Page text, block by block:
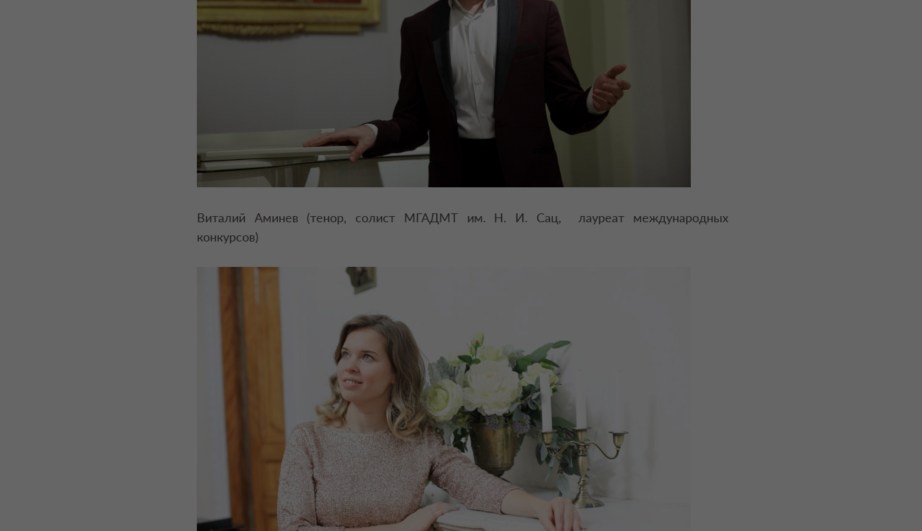
Виталий Аминев (тенор, солист МГАДМТ им. Н. И. Сац, лауреат международных
конкурсов)